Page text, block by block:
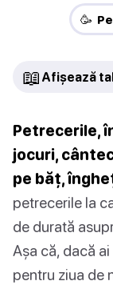
🥳
📖 Afișează
Petrecerile,
jocuri,
pe băț,
petrecerile la
de durată
Așa că, dacă
pentru ziua de